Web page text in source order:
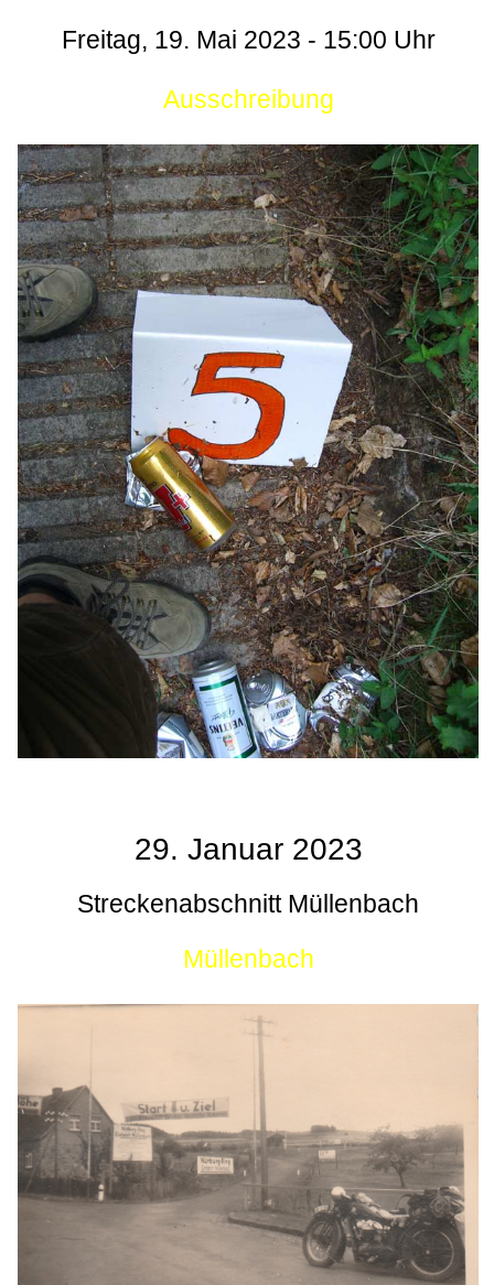
Freitag, 19. Mai 2023 - 15:00 Uhr
Ausschreibung
29. Januar 2023
Streckenabschnitt Müllenbach
Müllenbach